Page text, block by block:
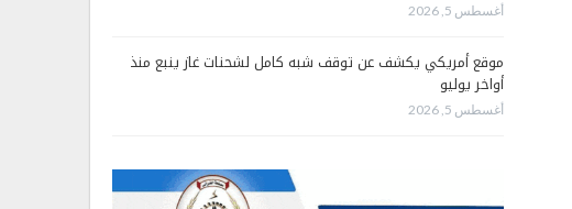
أغسطس 5, 2026
موقع أمريكي يكشف عن توقف شبه كامل لشحنات غاز ينبع منذ
أواخر يوليو
أغسطس 5, 2026